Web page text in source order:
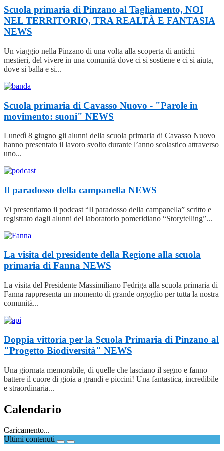
Scuola primaria di Pinzano al Tagliamento, NOI
NEL TERRITORIO, TRA REALTÀ E FANTASIA
NEWS
Un viaggio nella Pinzano di una volta alla scoperta di antichi
mestieri, del vivere in una comunità dove ci si sostiene e ci si aiuta,
dove si balla e si...
Scuola primaria di Cavasso Nuovo - "Parole in
movimento: suoni" NEWS
Lunedì 8 giugno gli alunni della scuola primaria di Cavasso Nuovo
hanno presentato il lavoro svolto durante l’anno scolastico attraverso
uno...
Il paradosso della campanella NEWS
Vi presentiamo il podcast “Il paradosso della campanella” scritto e
registrato dagli alunni del laboratorio pomeridiano “Storytelling”...
La visita del presidente della Regione alla scuola
primaria di Fanna NEWS
La visita del Presidente Massimiliano Fedriga alla scuola primaria di
Fanna rappresenta un momento di grande orgoglio per tutta la nostra
comunità...
Doppia vittoria per la Scuola Primaria di Pinzano al
"Progetto Biodiversità" NEWS
Una giornata memorabile, di quelle che lasciano il segno e fanno
battere il cuore di gioia a grandi e piccini! Una fantastica, incredibile
e straordinaria...
Calendario
Caricamento...
Ultimi contenuti